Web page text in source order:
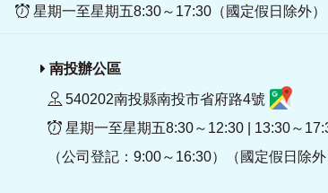
星期一至星期五8:30～17:30（國定假日除外）
南投辦公區
540202南投縣南投市省府路4號
星期一至星期五8:30～12:30 | 13:30～
（公司登記：9:00～16:30）（國定假日除外